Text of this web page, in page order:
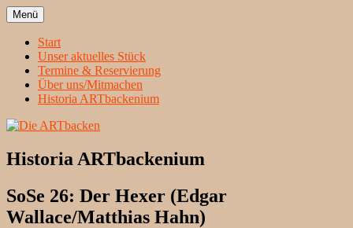
Zum
Inhalt
springen
Die ARTbacken
Menü
Start
Unser aktuelles Stück
Termine & Reservierung
Über uns/Mitmachen
Historia ARTbackenium
Historia ARTbackenium
SoSe 26: Der Hexer (Edgar
Wallace/Matthias Hahn)